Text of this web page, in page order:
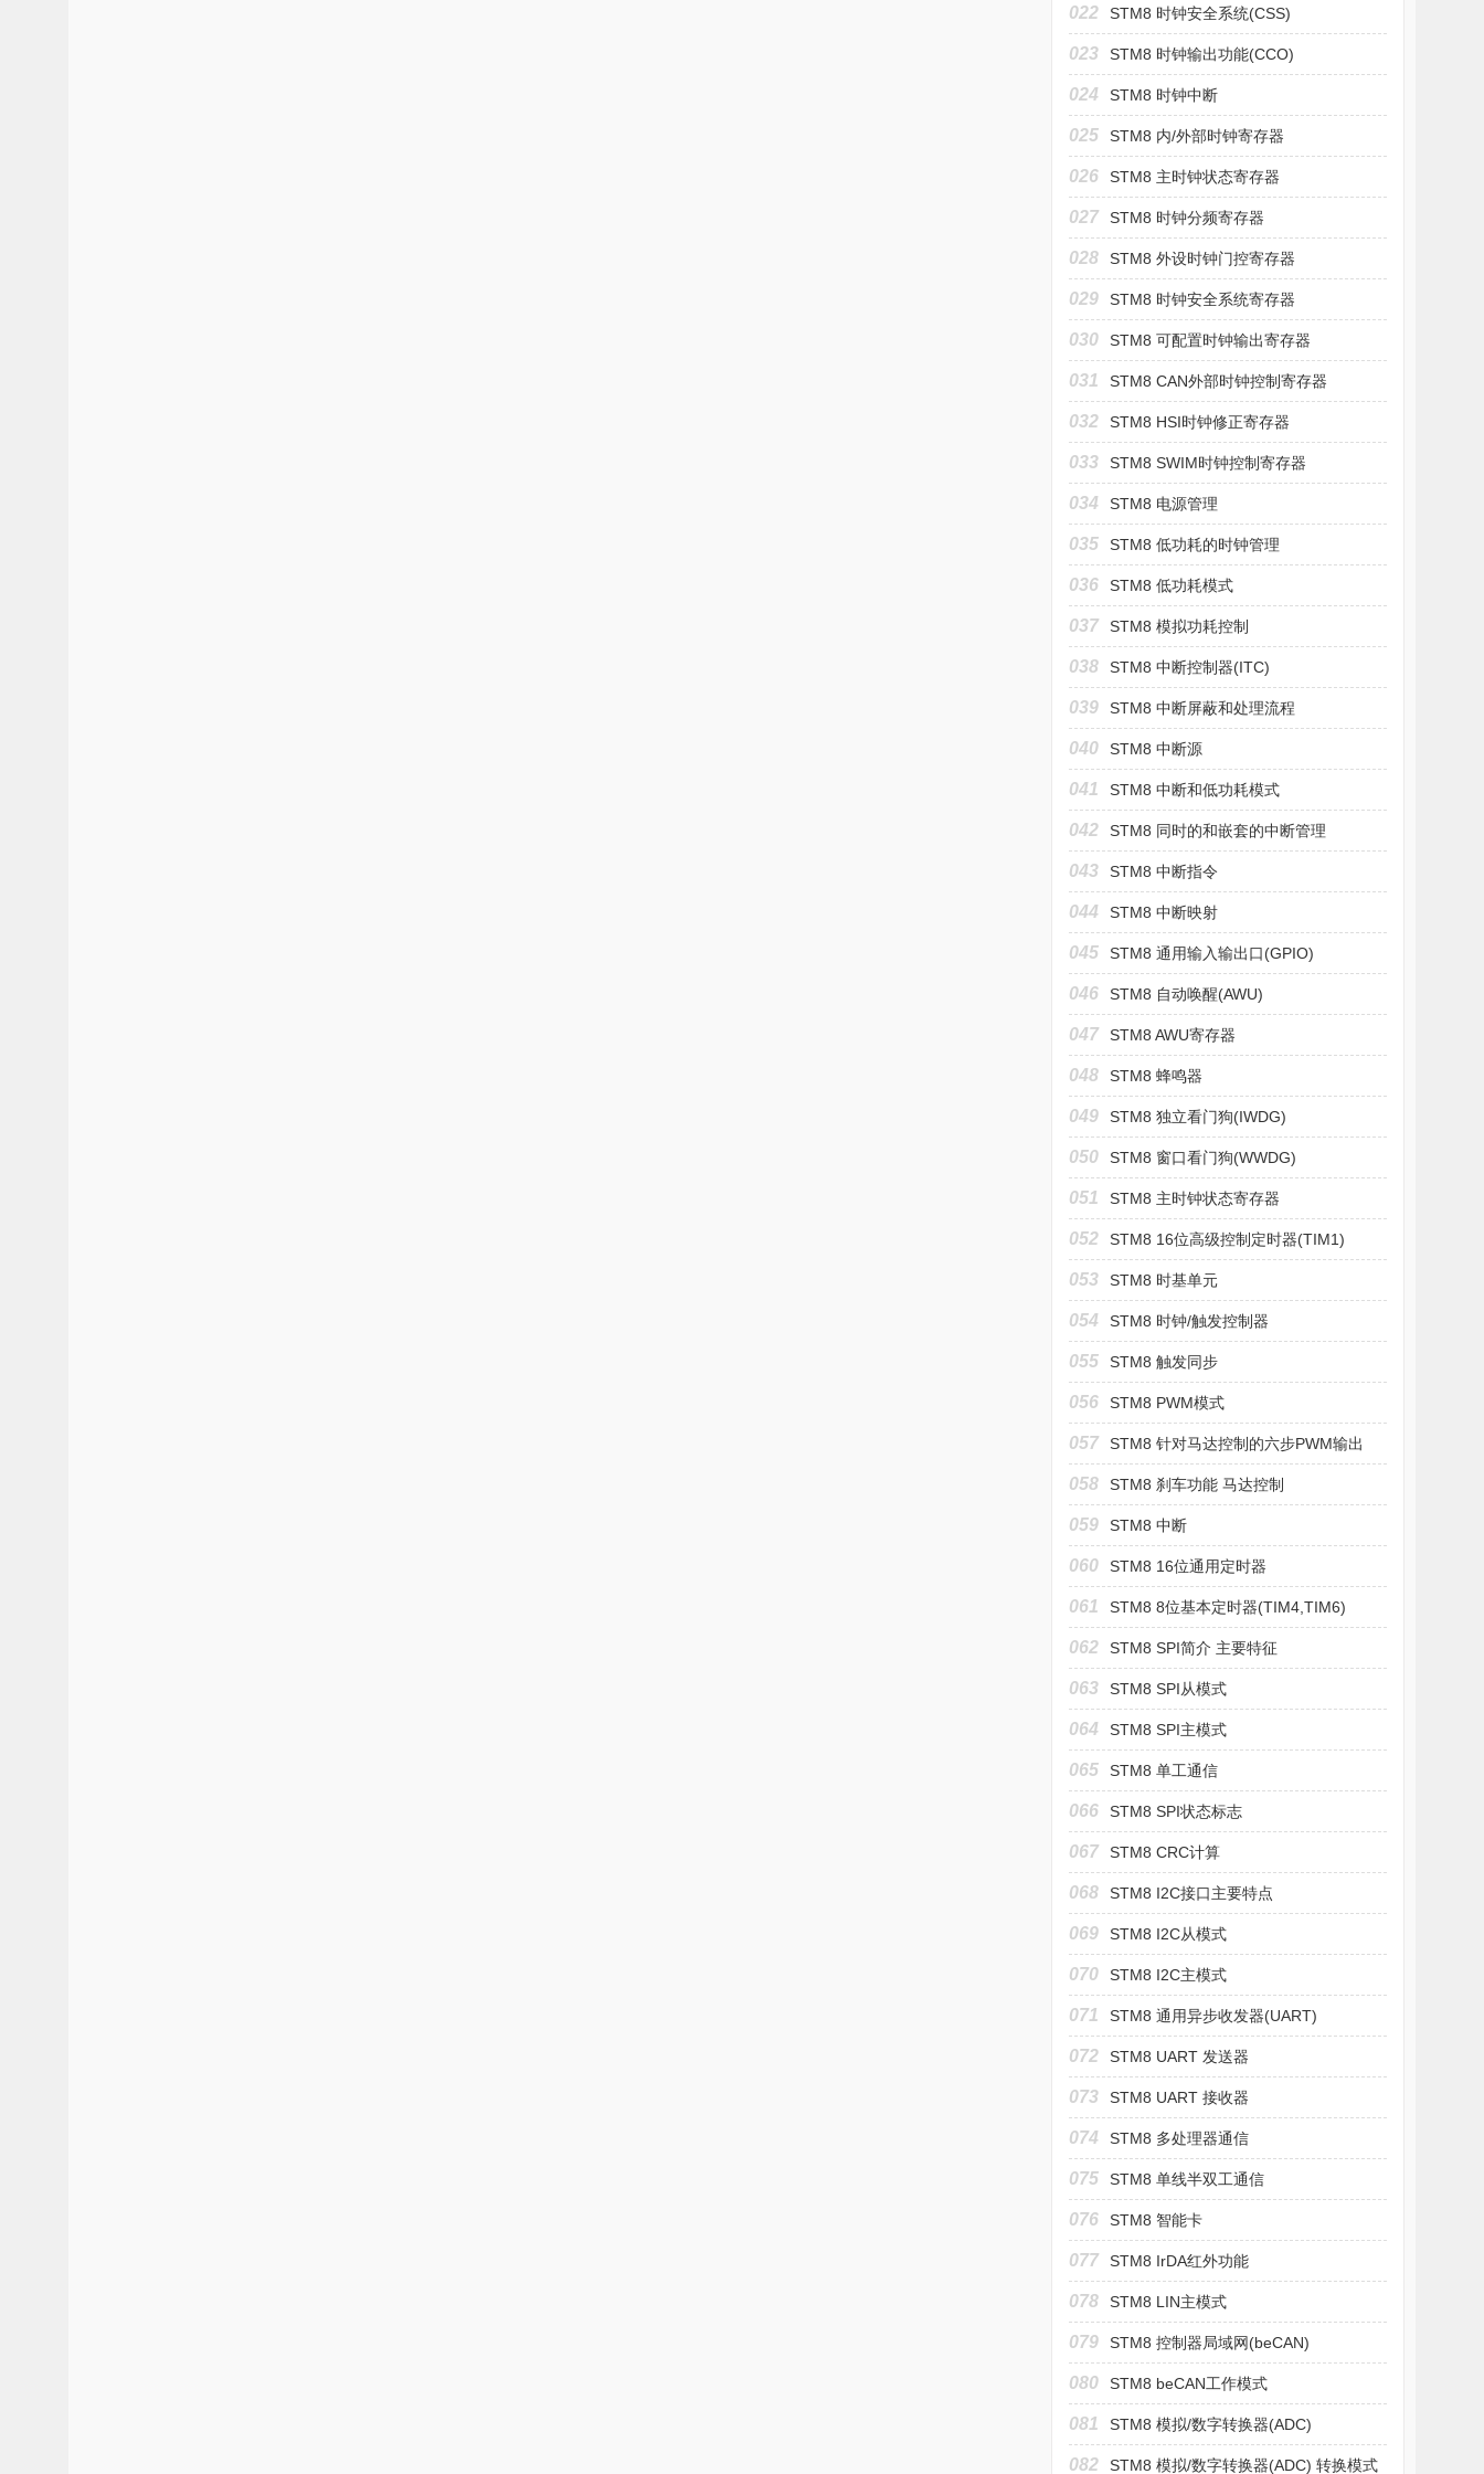
022 STM8 时钟安全系统(CSS)
023 STM8 时钟输出功能(CCO)
024 STM8 时钟中断
025 STM8 内/外部时钟寄存器
026 STM8 主时钟状态寄存器
027 STM8 时钟分频寄存器
028 STM8 外设时钟门控寄存器
029 STM8 时钟安全系统寄存器
030 STM8 可配置时钟输出寄存器
031 STM8 CAN外部时钟控制寄存器
032 STM8 HSI时钟修正寄存器
033 STM8 SWIM时钟控制寄存器
034 STM8 电源管理
035 STM8 低功耗的时钟管理
036 STM8 低功耗模式
037 STM8 模拟功耗控制
038 STM8 中断控制器(ITC)
039 STM8 中断屏蔽和处理流程
040 STM8 中断源
041 STM8 中断和低功耗模式
042 STM8 同时的和嵌套的中断管理
043 STM8 中断指令
044 STM8 中断映射
045 STM8 通用输入输出口(GPIO)
046 STM8 自动唤醒(AWU)
047 STM8 AWU寄存器
048 STM8 蜂鸣器
049 STM8 独立看门狗(IWDG)
050 STM8 窗口看门狗(WWDG)
051 STM8 主时钟状态寄存器
052 STM8 16位高级控制定时器(TIM1)
053 STM8 时基单元
054 STM8 时钟/触发控制器
055 STM8 触发同步
056 STM8 PWM模式
057 STM8 针对马达控制的六步PWM输出
058 STM8 刹车功能 马达控制
059 STM8 中断
060
STM8 16位通用定时器
(TIM2,TIM3,TIM5)
061 STM8 8位基本定时器(TIM4,TIM6)
062 STM8 SPI简介 主要特征
063 STM8 SPI从模式
064 STM8 SPI主模式
065 STM8 单工通信
066 STM8 SPI状态标志
067 STM8 CRC计算
068 STM8 I2C接口主要特点
069 STM8 I2C从模式
070 STM8 I2C主模式
071 STM8 通用异步收发器(UART)
072 STM8 UART 发送器
073 STM8 UART 接收器
074 STM8 多处理器通信
075 STM8 单线半双工通信
076 STM8 智能卡
077 STM8 IrDA红外功能
078 STM8 LIN主模式
079 STM8 控制器局域网(beCAN)
080 STM8 beCAN工作模式
081 STM8 模拟/数字转换器(ADC)
082 STM8 模拟/数字转换器(ADC) 转换模式